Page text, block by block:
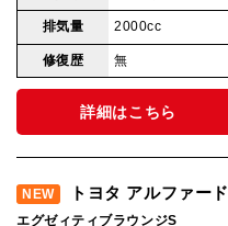
排気量 2000cc
修復歴 無
詳細はこちら
NEW トヨタ アルファード
エグゼィティブラウンジS